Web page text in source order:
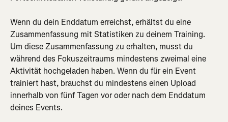
Wenn du dein Enddatum erreichst, erhältst du eine
Zusammenfassung mit Statistiken zu deinem Training.
Um diese Zusammenfassung zu erhalten, musst du
während des Fokuszeitraums mindestens zweimal eine
Aktivität hochgeladen haben. Wenn du für ein Event
trainiert hast, brauchst du mindestens einen Upload
innerhalb von fünf Tagen vor oder nach dem Enddatum
deines Events.